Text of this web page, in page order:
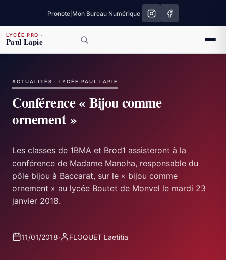
Pronote Mon Bureau Numérique
LYCÉE PRO ·
Paul Lapie
ACTUALITÉS · LYCÉE PAUL LAPIE
Conférence « Bijou comme
ornement »
Les classes de 1BMA et Brod1 assisteront à la
conférence de Madame Manoha, responsable du
pôle bijou à Baccarat, sur le « bijou comme
ornement » au lycée Boutet de Monvel le mardi 23
janvier 2018.
11/01/2018· FLOQUET Laetitia